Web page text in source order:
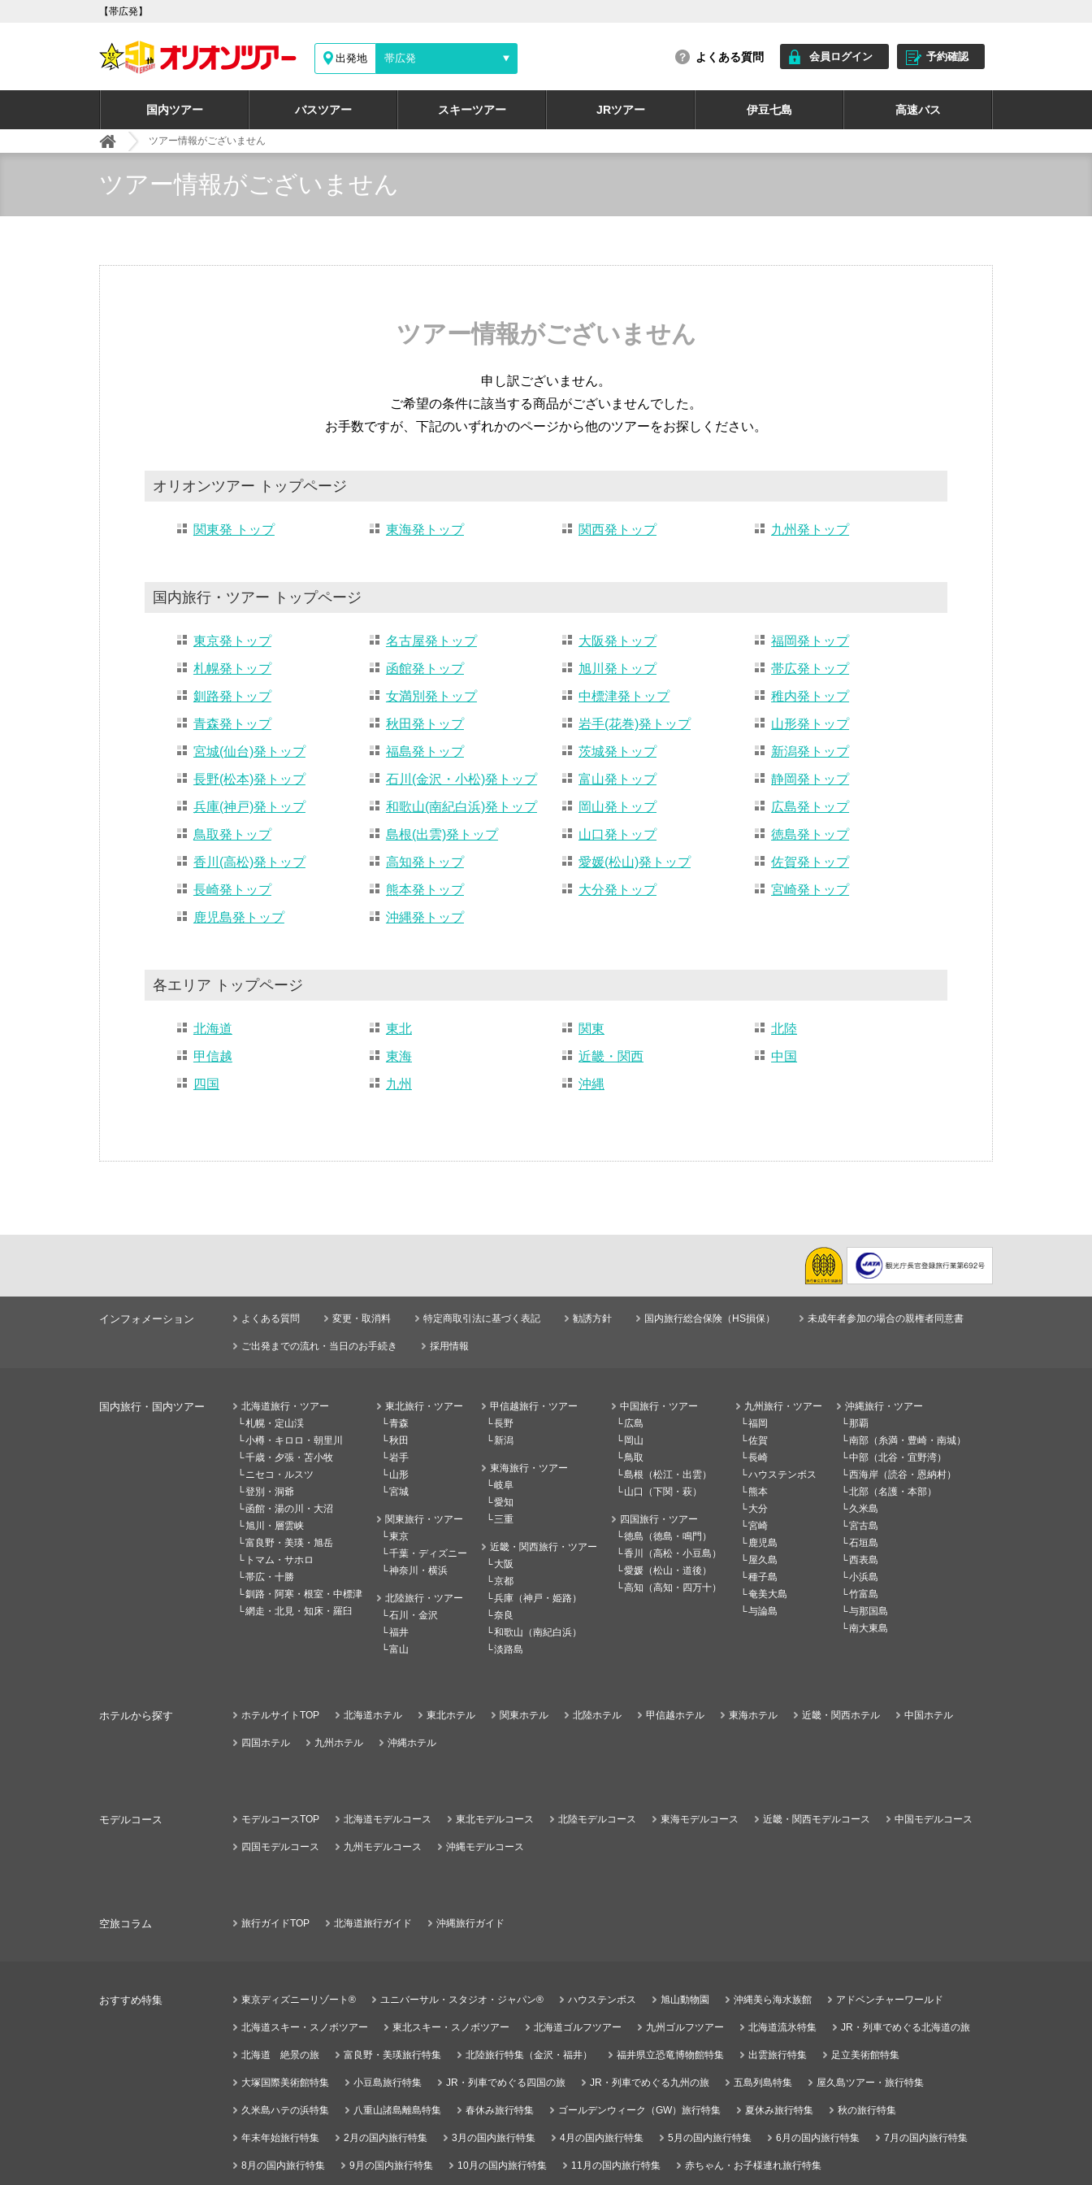
【帯広発】
出発地 帯広発 よくある質問 会員ログイン 予約確認
国内ツアー バスツアー スキーツアー JRツアー 伊豆七島 高速バス
ツアー情報がございません
ツアー情報がございません
ツアー情報がございません
申し訳ございません。
ご希望の条件に該当する商品がございませんでした。
お手数ですが、下記のいずれかのページから他のツアーをお探しください。
オリオンツアー トップページ
関東発 トップ 東海発トップ 関西発トップ 九州発トップ
国内旅行・ツアー トップページ
東京発トップ 名古屋発トップ 大阪発トップ
福岡発トップ
札幌発トップ
函館発トップ 旭川発トップ
帯広発トップ
釧路発トップ
女満別発トップ 中標津発トップ
稚内発トップ
青森発トップ
秋田発トップ 岩手(花巻)発トップ
山形発トップ
宮城(仙台)発トップ
福島発トップ 茨城発トップ
新潟発トップ
長野(松本)発トップ
石川(金沢・小松)発トップ 富山発トップ
静岡発トップ
兵庫(神戸)発トップ
和歌山(南紀白浜)発トップ 岡山発トップ
広島発トップ
鳥取発トップ
島根(出雲)発トップ 山口発トップ
徳島発トップ
香川(高松)発トップ
高知発トップ 愛媛(松山)発トップ
佐賀発トップ
長崎発トップ
熊本発トップ 大分発トップ
宮崎発トップ
鹿児島発トップ
沖縄発トップ
各エリア トップページ
北海道 東北 関東
北陸
甲信越
東海 近畿・関西
中国
四国
九州 沖縄
インフォメーション よくある質問 変更・取消料 特定商取引法に基づく表記 勧誘方針 国内旅行総合保険（HS損保） 未成年者参加の場合の親権者同意書
ご出発までの流れ・当日のお手続き 採用情報
国内旅行・国内ツアー
北海道旅行・ツアー
札幌・定山渓
小樽・キロロ・朝里川
千歳・夕張・苫小牧
ニセコ・ルスツ
登別・洞爺
函館・湯の川・大沼
旭川・層雲峡
富良野・美瑛・旭岳
トマム・サホロ
帯広・十勝
釧路・阿寒・根室・中標津
網走・北見・知床・羅臼
東北旅行・ツアー
青森
秋田
岩手
山形
宮城
関東旅行・ツアー
東京
千葉・ディズニー
神奈川・横浜
北陸旅行・ツアー
石川・金沢
福井
富山
甲信越旅行・ツアー
長野
新潟
東海旅行・ツアー
岐阜
愛知
三重
近畿・関西旅行・ツアー
大阪
京都
兵庫（神戸・姫路）
奈良
和歌山（南紀白浜）
淡路島
中国旅行・ツアー
広島
岡山
鳥取
島根（松江・出雲）
山口（下関・萩）
四国旅行・ツアー
徳島（徳島・鳴門）
香川（高松・小豆島）
愛媛（松山・道後）
高知（高知・四万十）
九州旅行・ツアー
福岡
佐賀
長崎
ハウステンボス
熊本
大分
宮崎
鹿児島
屋久島
種子島
奄美大島
与論島
沖縄旅行・ツアー
那覇
南部（糸満・豊崎・南城）
中部（北谷・宜野湾）
西海岸（読谷・恩納村）
北部（名護・本部）
久米島
宮古島
石垣島
西表島
小浜島
竹富島
与那国島
南大東島
ホテルから探す ホテルサイトTOP 北海道ホテル 東北ホテル 関東ホテル 北陸ホテル 甲信越ホテル 東海ホテル 近畿・関西ホテル 中国ホテル
四国ホテル 九州ホテル 沖縄ホテル
モデルコース モデルコースTOP 北海道モデルコース 東北モデルコース 北陸モデルコース 東海モデルコース 近畿・関西モデルコース 中国モデルコース
四国モデルコース 九州モデルコース 沖縄モデルコース
空旅コラム 旅行ガイドTOP 北海道旅行ガイド 沖縄旅行ガイド
おすすめ特集 東京ディズニーリゾート® ユニバーサル・スタジオ・ジャパン® ハウステンボス 旭山動物園 沖縄美ら海水族館 アドベンチャーワールド
北海道スキー・スノボツアー 東北スキー・スノボツアー 北海道ゴルフツアー 九州ゴルフツアー 北海道流氷特集 JR・列車でめぐる北海道の旅
北海道 絶景の旅 富良野・美瑛旅行特集 北陸旅行特集（金沢・福井） 福井県立恐竜博物館特集 出雲旅行特集 足立美術館特集
大塚国際美術館特集 小豆島旅行特集 JR・列車でめぐる四国の旅 JR・列車でめぐる九州の旅 五島列島特集 屋久島ツアー・旅行特集
久米島ハテの浜特集 八重山諸島離島特集 春休み旅行特集 ゴールデンウィーク（GW）旅行特集 夏休み旅行特集 秋の旅行特集
年末年始旅行特集 2月の国内旅行特集 3月の国内旅行特集 4月の国内旅行特集 5月の国内旅行特集 6月の国内旅行特集 7月の国内旅行特集
8月の国内旅行特集 9月の国内旅行特集 10月の国内旅行特集 11月の国内旅行特集 赤ちゃん・お子様連れ旅行特集